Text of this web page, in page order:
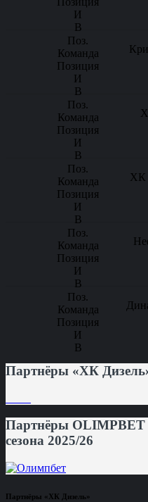
ХК
Партнёры «ХК
Партнёры OLIMPBET
сезона 2025/26
Партнёры «ХК Дизель»